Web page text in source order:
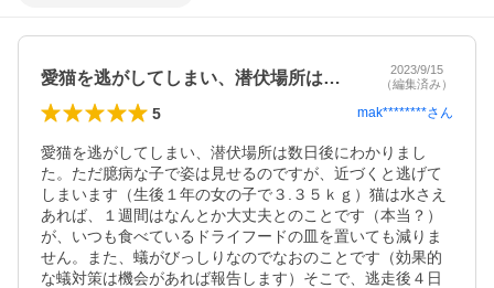
愛猫を逃がしてしまい、潜伏場所は数日後…
2023/9/15
（編集済み）
5 mak********さん
愛猫を逃がしてしまい、潜伏場所は数日後にわかりまし
た。ただ臆病な子で姿は見せるのですが、近づくと逃げて
しまいます（生後１年の女の子で３.３５ｋｇ）猫は水さえ
あれば、１週間はなんとか大丈夫とのことです（本当？）
が、いつも食べているドライフードの皿を置いても減りま
せん。また、蟻がびっしりなのでなおのことです（効果的
な蟻対策は機会があれば報告します）そこで、逃走後４日